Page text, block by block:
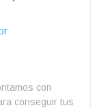
con
conseguir tus